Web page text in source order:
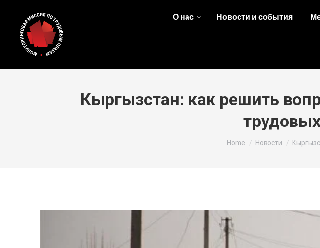
О нас Новости и события
Кыргызстан: как решить
You are here:
Home Новости